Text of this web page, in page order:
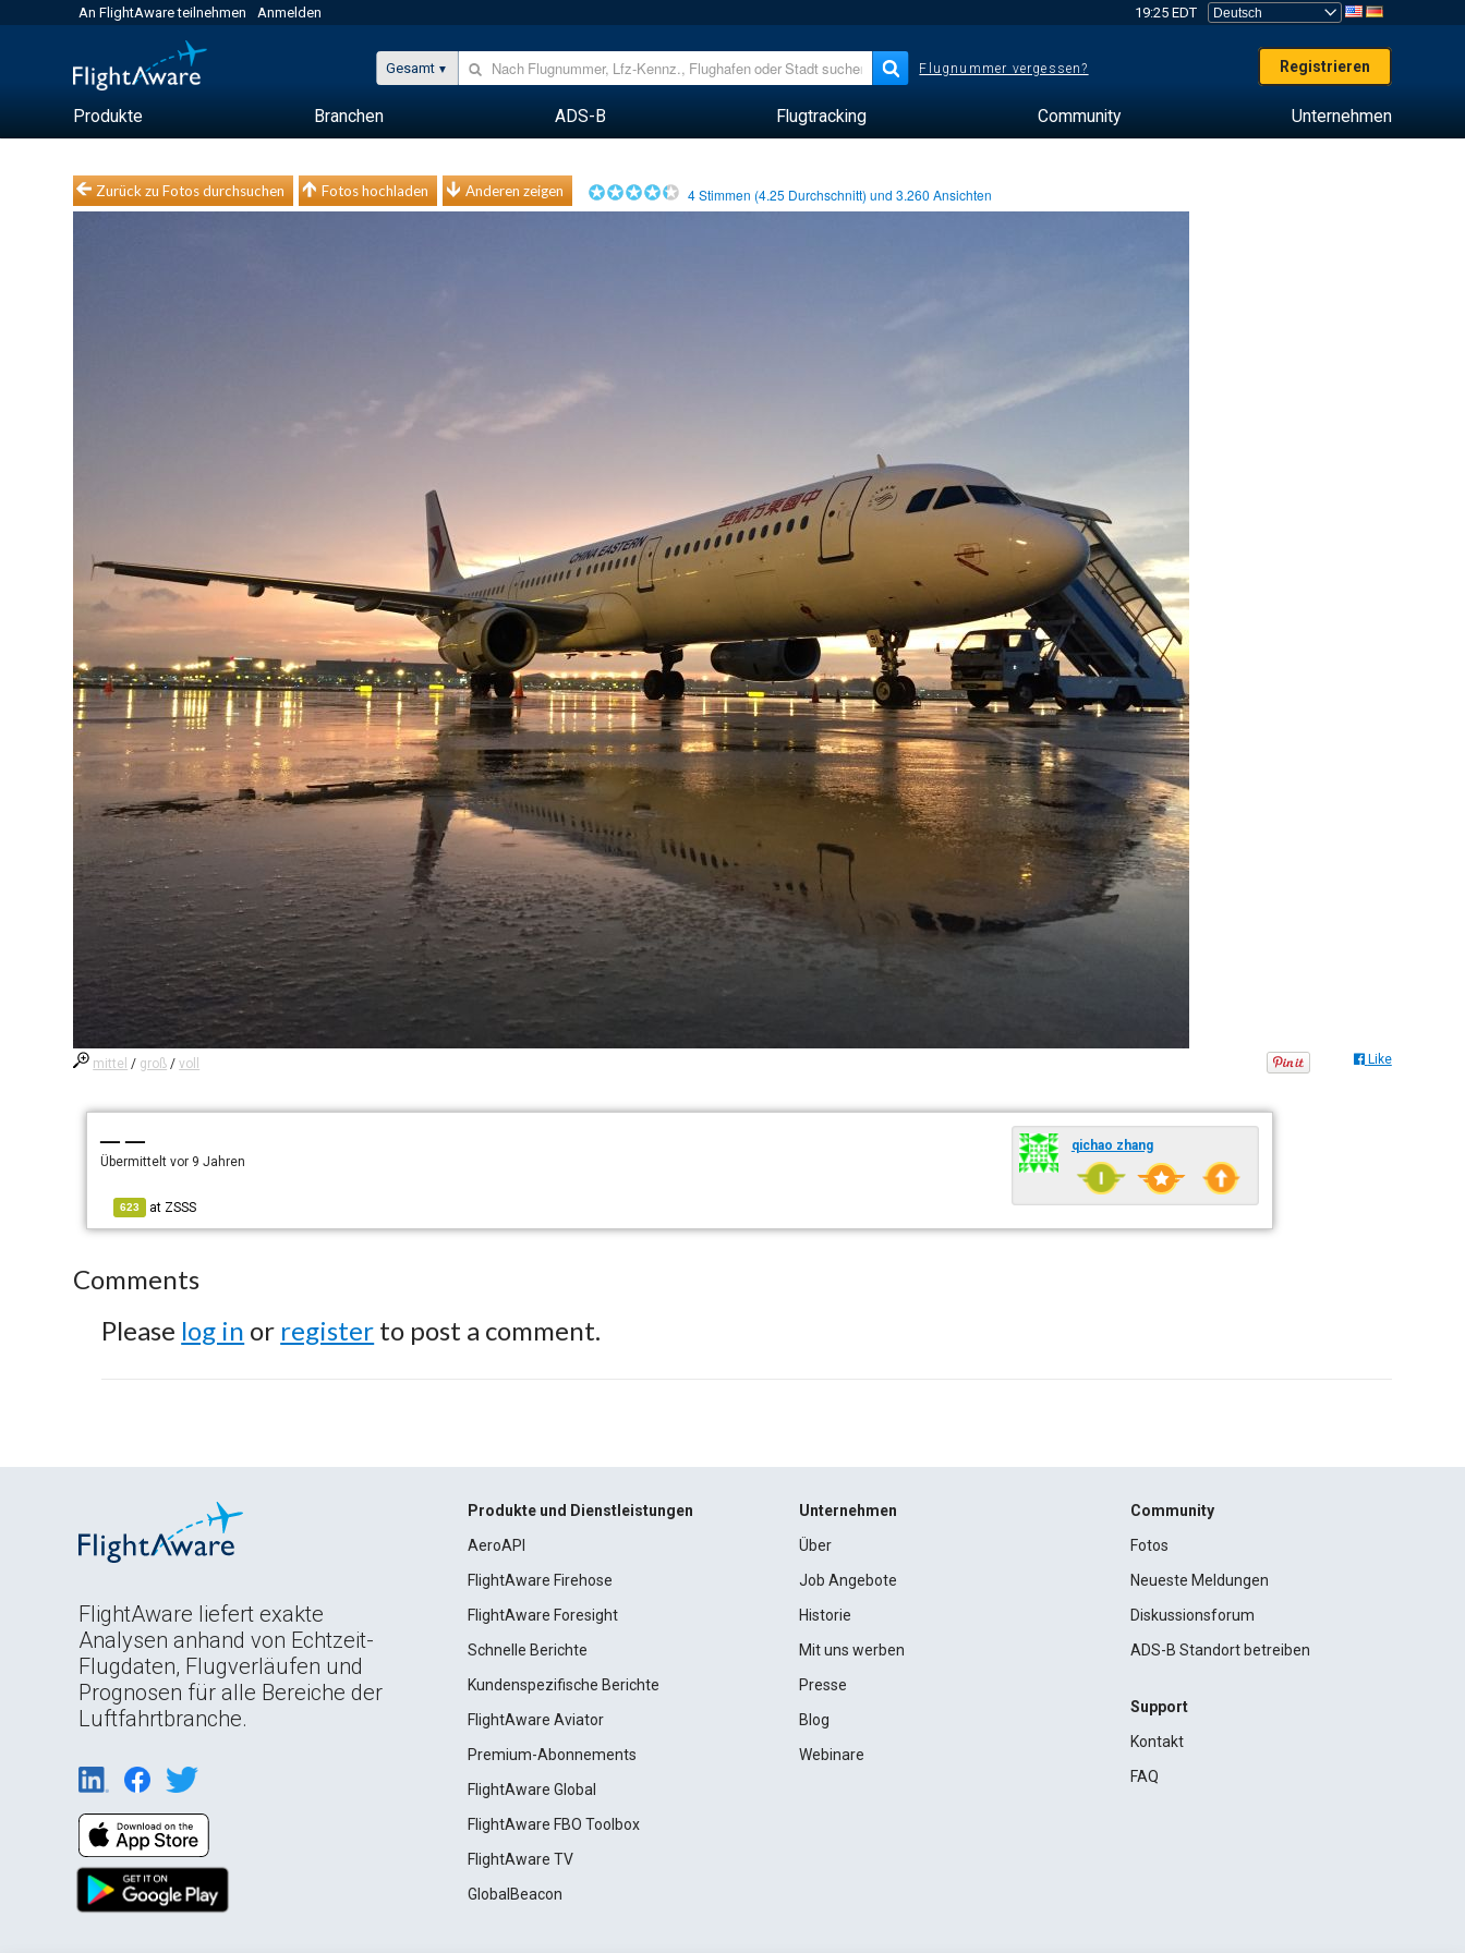
An FlightAware teilnehmen Anmelden 19:25 EDT
Gesamt Flugnummer vergessen? Registrieren
Produkte Branchen ADS-B Flugtracking Community Unternehmen
Zurück zu Fotos durchsuchen Fotos hochladen Anderen zeigen 4Stimmen (4.25 Durchschnitt) und3.260 Ansichten
mittel / groß /voll Like
— —
Übermitteltvor 9 Jahren
623 at ZSSS
qichao zhang
Comments
Please log in or register to post a comment.
FlightAware liefert exakte
Analysen anhand von Echtzeit-
Flugdaten, Flugverläufen und
Prognosen für alle Bereiche der
Luftfahrtbranche.
Produkte und Dienstleistungen
AeroAPI
FlightAware Firehose
FlightAware Foresight
Schnelle Berichte
Kundenspezifische Berichte
FlightAware Aviator
Premium-Abonnements
FlightAware Global
FlightAware FBO Toolbox
FlightAware TV
GlobalBeacon
Unternehmen
Über
Job Angebote
Historie
Mit uns werben
Presse
Blog
Webinare
Community
Fotos
Neueste Meldungen
Diskussionsforum
ADS-B Standort betreiben
Support
Kontakt
FAQ